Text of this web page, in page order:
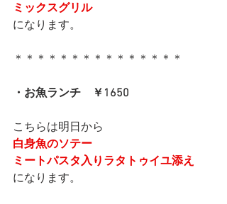
ミックスグリル
になります。
＊＊＊＊＊＊＊＊＊＊＊＊＊＊＊
・お魚ランチ　￥1650
こちらは明日から
白身魚のソテー
ミートパスタ入りラタトゥイユ添え
になります。